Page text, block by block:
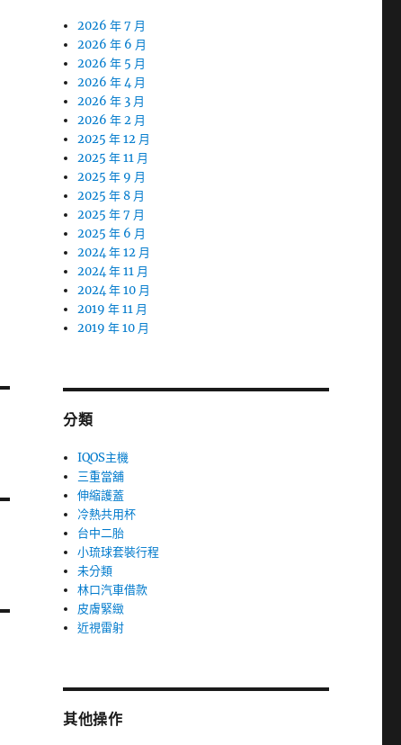
2026 年 7 月
2026 年 6 月
2026 年 5 月
2026 年 4 月
2026 年 3 月
2026 年 2 月
2025 年 12 月
2025 年 11 月
2025 年 9 月
2025 年 8 月
2025 年 7 月
2025 年 6 月
2024 年 12 月
2024 年 11 月
2024 年 10 月
2019 年 11 月
2019 年 10 月
分類
IQOS主機
三重當舖
伸縮護蓋
冷熱共用杯
台中二胎
小琉球套裝行程
未分類
林口汽車借款
皮膚緊緻
近視雷射
其他操作